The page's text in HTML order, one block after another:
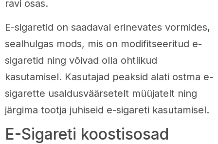
ravi osas.
E-sigaretid on saadaval erinevates vormides,
sealhulgas mods, mis on modifitseeritud e-
sigaretid ning võivad olla ohtlikud
kasutamisel. Kasutajad peaksid alati ostma e-
sigarette usaldusväärsetelt müüjatelt ning
järgima tootja juhiseid e-sigareti kasutamisel.
E-Sigareti koostisosad